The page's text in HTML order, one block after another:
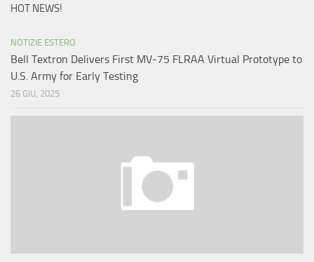
HOT NEWS!
NOTIZIE ESTERO
Bell Textron Delivers First MV-75 FLRAA Virtual Prototype to
U.S. Army for Early Testing
26 GIU, 2025